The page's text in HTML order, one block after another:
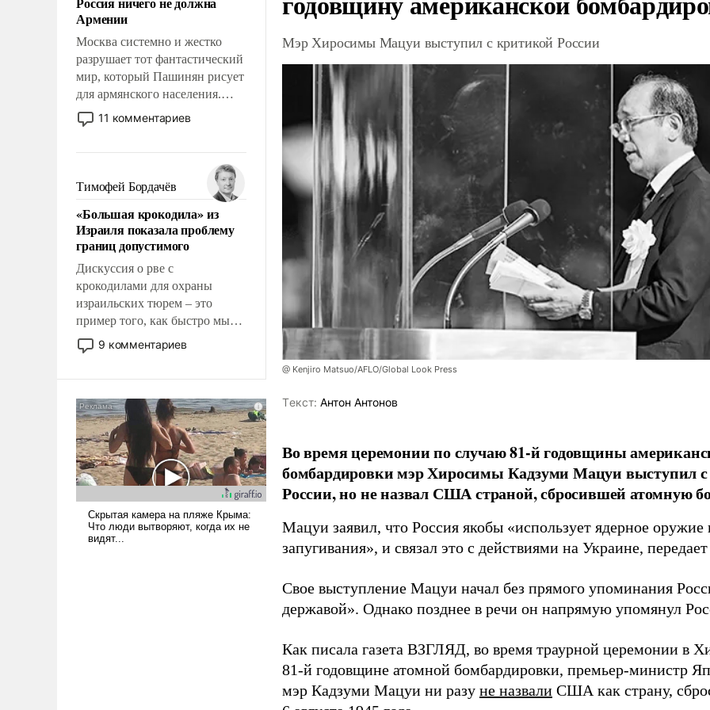
уязвимости США, например,
перед Китаем.
Армении
Москва системно и жестко
разрушает тот фантастический
мир, который Пашинян рисует
для армянского населения.
Мир, где этому населению все
должны просто по
политические прожекты будут
беспрекословно оплачиваться
за счет российских
налогоплательщиков и где за
свои поступки не нужно
отвечать.
11 комментариев
Тимофей Бордачёв
«Большая крокодила» из
Израиля показала проблему
границ допустимого
Дискуссия о рве с
крокодилами для охраны
израильских тюрем – это
пример того, как быстро мы
двигаемся по пути
революционных изменений.
псевдонаучной фантастики,
стало всерьез обсуждаемой
идеей.
9 комментариев
Мэр Хиросимы Мацуи выступил с критикой России
@ Kenjiro Matsuo/AFLO/Global Look Press
Tекст: Антон Антонов
Во время церемонии по случаю 81-й годовщины
бомбардировки мэр Хиросимы Кадзуми Мацуи выступил с
России, но не назвал США страной, сбросившей атомную
Мацуи заявил, что Россия якобы «использует ядерное оружие
запугивания», и связал это с действиями на Украине,
Свое выступление Мацуи начал без прямого упоминания
державой». Однако позднее в речи он напрямую упомянул
Как писала газета ВЗГЛЯД, во время траурной церемонии в
81-й годовщине атомной бомбардировки, премьер-министр
мэр Кадзуми Мацуи ни разу не назвали США как страну,